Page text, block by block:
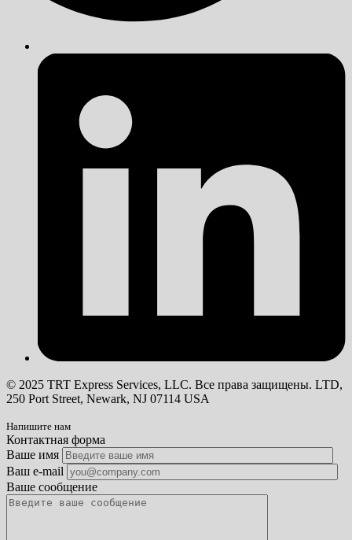
© 2025 TRT Express Services, LLC. Все права защищены. LTD,
250 Port Street, Newark, NJ 07114 USA
Напишите нам
Контактная форма
Ваше имя
Ваш e-mail
Ваше сообщение